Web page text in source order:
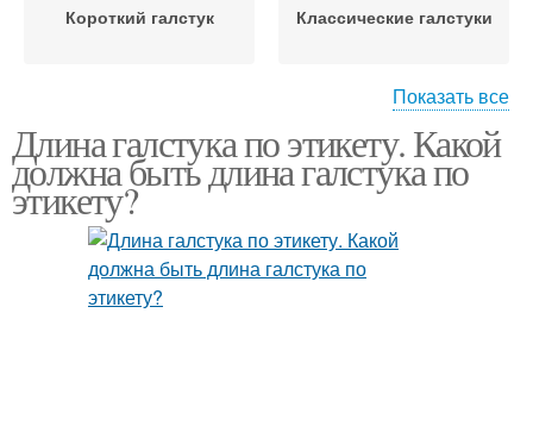
Короткий галстук Классические галстуки
Галстук с узлом Галстук без пиджака
Показать все
Длина галстука по этикету. Какой
должна быть длина галстука по
этикету?